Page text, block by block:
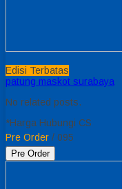
Edisi Terbatas
patung maskot surabaya
No related posts.
*Harga Hubungi CS
Pre Order / 095
Pre Order